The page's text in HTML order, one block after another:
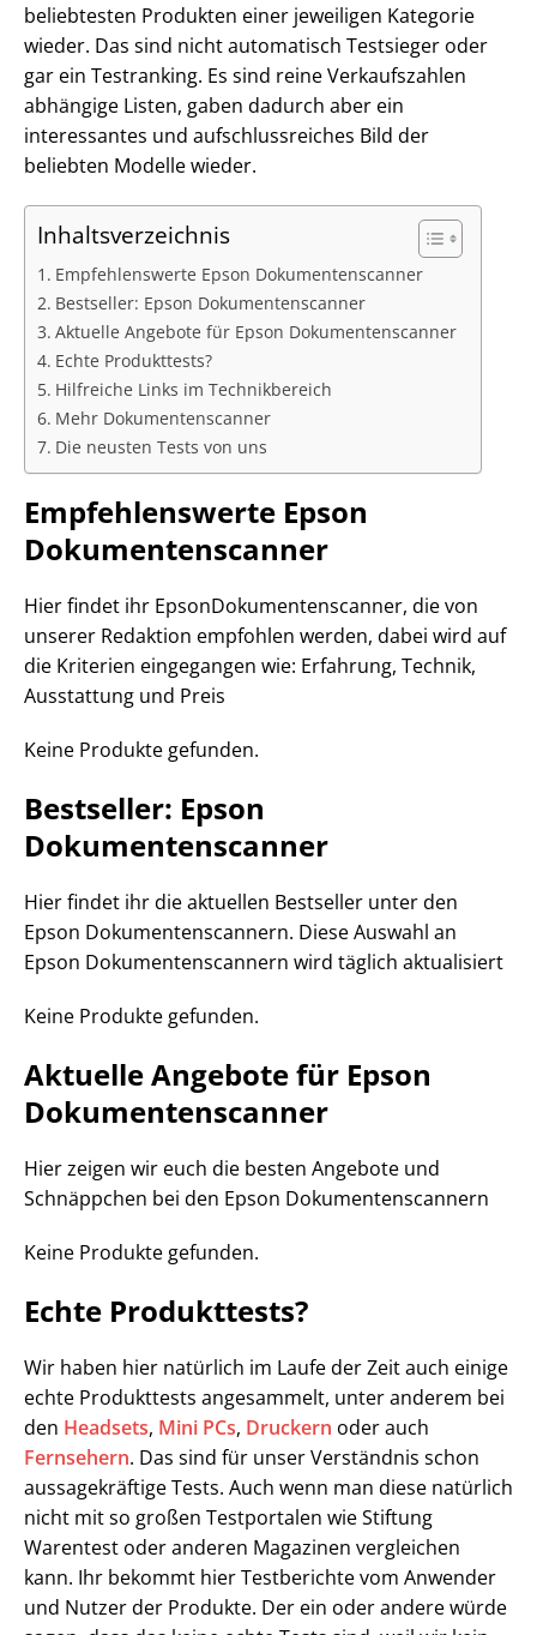
beliebtesten Produkten einer jeweiligen Kategorie
wieder. Das sind nicht automatisch Testsieger oder
gar ein Testranking. Es sind reine Verkaufszahlen
abhängige Listen, gaben dadurch aber ein
interessantes und aufschlussreiches Bild der
beliebten Modelle wieder.
Inhaltsverzeichnis
Empfehlenswerte Epson Dokumentenscanner
Bestseller: Epson Dokumentenscanner
Aktuelle Angebote für Epson Dokumentenscanner
Echte Produkttests?
Hilfreiche Links im Technikbereich
Mehr Dokumentenscanner
Die neusten Tests von uns
Empfehlenswerte Epson
Dokumentenscanner
Hier findet ihr EpsonDokumentenscanner, die von
unserer Redaktion empfohlen werden, dabei wird auf
die Kriterien eingegangen wie: Erfahrung, Technik,
Ausstattung und Preis
Keine Produkte gefunden.
Bestseller: Epson
Dokumentenscanner
Hier findet ihr die aktuellen Bestseller unter den
Epson Dokumentenscannern. Diese Auswahl an
Epson Dokumentenscannern wird täglich aktualisiert
Keine Produkte gefunden.
Aktuelle Angebote für Epson
Dokumentenscanner
Hier zeigen wir euch die besten Angebote und
Schnäppchen bei den Epson Dokumentenscannern
Keine Produkte gefunden.
Echte Produkttests?
Wir haben hier natürlich im Laufe der Zeit auch einige
echte Produkttests angesammelt, unter anderem bei
den Headsets, Mini PCs, Druckern oder auch
Fernsehern. Das sind für unser Verständnis schon
aussagekräftige Tests. Auch wenn man diese natürlich
nicht mit so großen Testportalen wie Stiftung
Warentest oder anderen Magazinen vergleichen
kann. Ihr bekommt hier Testberichte vom Anwender
und Nutzer der Produkte. Der ein oder andere würde